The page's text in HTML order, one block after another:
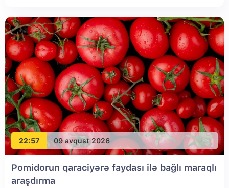
22:57 09 avqust 2026
Pomidorun qaraciyərə faydası ilə bağlı maraqlı
araşdırma